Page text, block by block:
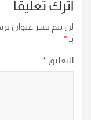
اترك تعليقاً
لن يتم نشر عنوان
بـ *
التعليق *